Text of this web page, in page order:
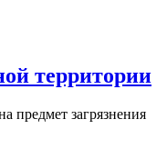
территории
предмет загрязнения